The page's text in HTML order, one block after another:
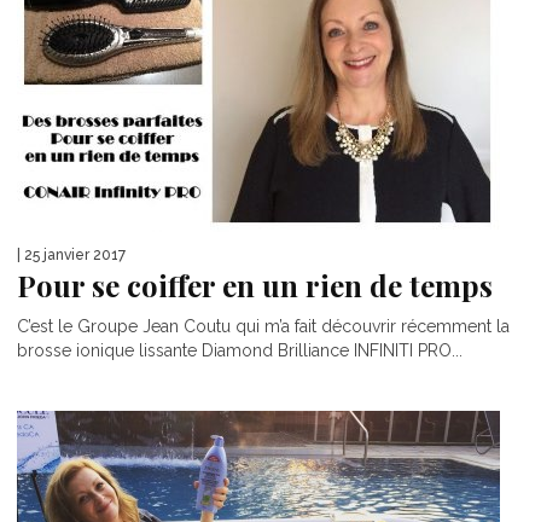
| 25 janvier 2017
Pour se coiffer en un rien de temps
C’est le Groupe Jean Coutu qui m’a fait découvrir récemment la
brosse ionique lissante Diamond Brilliance INFINITI PRO...